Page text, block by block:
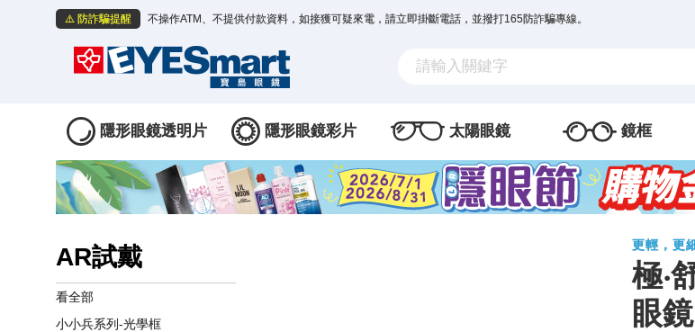
⚠️ 防詐騙提醒 不操作ATM、不提供付款資料，如接獲可疑來電，請立即掛斷電話，並撥打165防詐騙專線。
隱形眼鏡透明片 隱形眼鏡彩片 太陽眼鏡 鏡框
AR試戴
看全部
小小兵系列-光學框
更輕，更
極‧
眼